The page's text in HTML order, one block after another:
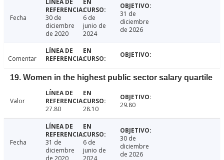
Fecha
30 de
diciembre
de 2020
6 de
junio de
2024
31 de
diciembre
de 2026
Comentar
19. Women in the highest public sector salary quartile
Valor
27.80
28.10 29.80
Fecha
31 de
diciembre
6 de
junio de
30 de
diciembre
de 2026